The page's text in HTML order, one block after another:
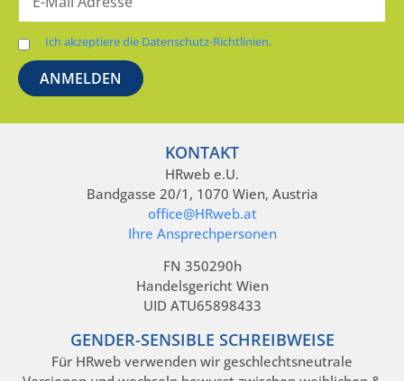
Ich akzeptiere die Datenschutz-Richtlinien.
KONTAKT
HRweb e.U.
Bandgasse 20/1, 1070 Wien, Austria
office@HRweb.at
Ihre Ansprechpersonen
FN 350290h
Handelsgericht Wien
UID ATU65898433
GENDER-SENSIBLE SCHREIBWEISE
Für HRweb verwenden wir geschlechtsneutrale